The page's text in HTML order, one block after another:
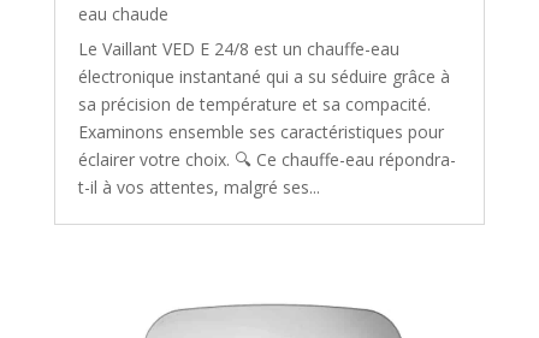
eau chaude
Le Vaillant VED E 24/8 est un chauffe-eau
électronique instantané qui a su séduire grâce à
sa précision de température et sa compacité.
Examinons ensemble ses caractéristiques pour
éclairer votre choix. 🔍 Ce chauffe-eau répondra-
t-il à vos attentes, malgré ses...